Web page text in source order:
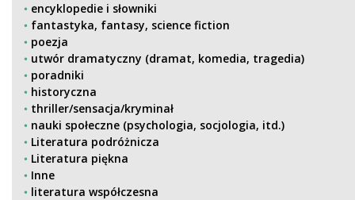
encyklopedie i słowniki
fantastyka, fantasy, science fiction
poezja
utwór dramatyczny (dramat, komedia, tragedia)
poradniki
historyczna
thriller/sensacja/kryminał
nauki społeczne (psychologia, socjologia, itd.)
Literatura podróżnicza
Literatura piękna
Inne
literatura współczesna